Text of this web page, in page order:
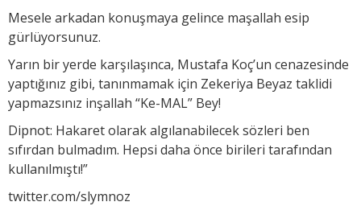
Mesele arkadan konuşmaya gelince maşallah esip
gürlüyorsunuz.
Yarın bir yerde karşılaşınca, Mustafa Koç’un cenazesinde
yaptığınız gibi, tanınmamak için Zekeriya Beyaz taklidi
yapmazsınız inşallah “Ke-MAL” Bey!
Dipnot: Hakaret olarak algılanabilecek sözleri ben
sıfırdan bulmadım. Hepsi daha önce birileri tarafından
kullanılmıştı!”
twitter.com/slymnoz